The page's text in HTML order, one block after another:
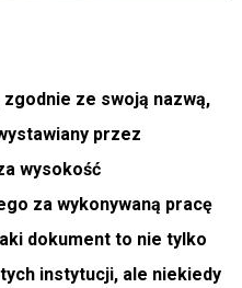
ze swoją nazwą,
przez
wysokość
za wykonywaną pracę
dokument to nie tylko
instytucji, ale niekiedy